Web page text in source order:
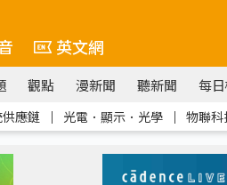
英文網
觀點 漫新聞 聽新聞 每
應鏈 ｜ 光電．顯示．光學 ｜ 物聯科